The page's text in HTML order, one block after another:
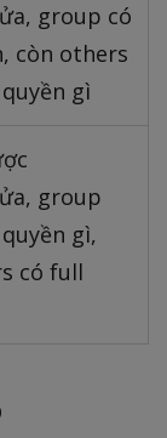
group có
còn others
gì
group
gì,
có full